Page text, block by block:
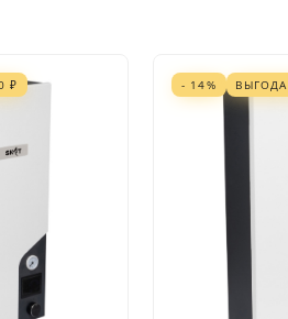
₽ - 14% ВЫГОДА